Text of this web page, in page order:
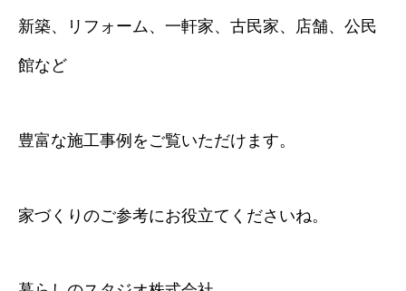
新築、リフォーム、一軒家、古民家、店舗、公民
館など
豊富な施工事例をご覧いただけます。
家づくりのご参考にお役立てくださいね。